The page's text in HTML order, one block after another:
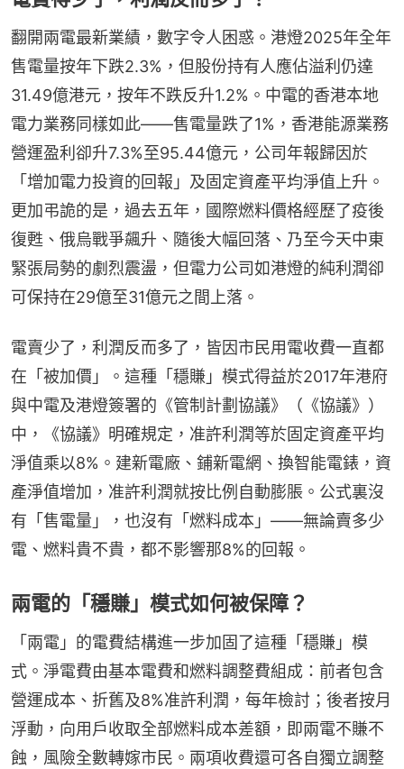
翻開兩電最新業績，數字令人困惑。港燈2025年全年
售電量按年下跌2.3%，但股份持有人應佔溢利仍達
31.49億港元，按年不跌反升1.2%。中電的香港本地
電力業務同樣如此——售電量跌了1%，香港能源業務
營運盈利卻升7.3%至95.44億元，公司年報歸因於
「增加電力投資的回報」及固定資產平均淨值上升。
更加弔詭的是，過去五年，國際燃料價格經歷了疫後
復甦、俄烏戰爭飆升、隨後大幅回落、乃至今天中東
緊張局勢的劇烈震盪，但電力公司如港燈的純利潤卻
可保持在29億至31億元之間上落。
電賣少了，利潤反而多了，皆因市民用電收費一直都
在「被加價」。這種「穩賺」模式得益於2017年港府
與中電及港燈簽署的《管制計劃協議》（《協議》）
中，《協議》明確規定，准許利潤等於固定資產平均
淨值乘以8%。建新電廠、鋪新電網、換智能電錶，資
產淨值增加，准許利潤就按比例自動膨脹。公式裏沒
有「售電量」，也沒有「燃料成本」——無論賣多少
電、燃料貴不貴，都不影響那8%的回報。
兩電的「穩賺」模式如何被保障？
「兩電」的電費結構進一步加固了這種「穩賺」模
式。淨電費由基本電費和燃料調整費組成：前者包含
營運成本、折舊及8%准許利潤，每年檢討；後者按月
浮動，向用戶收取全部燃料成本差額，即兩電不賺不
蝕，風險全數轉嫁市民。兩項收費還可各自獨立調整